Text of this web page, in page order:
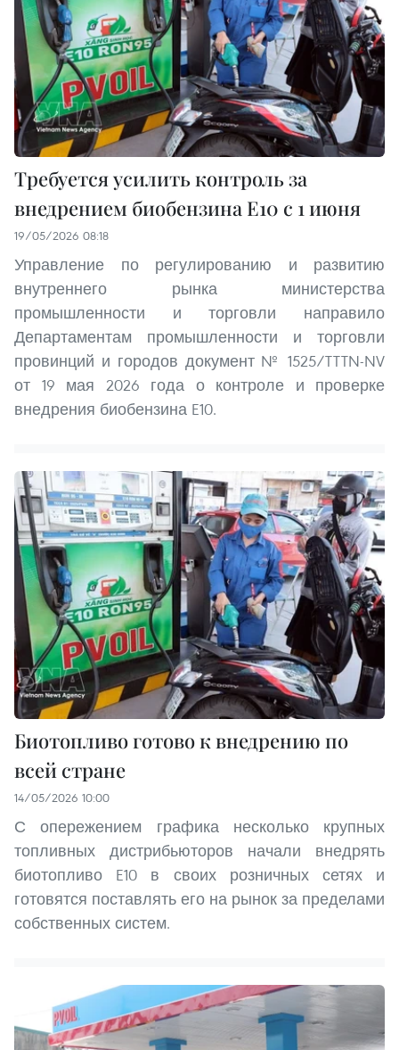
Требуется усилить контроль за
внедрением биобензина E10 с 1 июня
19/05/2026 08:18
Управление по регулированию и развитию
внутреннего рынка министерства
промышленности и торговли направило
Департаментам промышленности и торговли
провинций и городов документ № 1525/TTTN-NV
от 19 мая 2026 года о контроле и проверке
внедрения биобензина E10.
Биотопливо готово к внедрению по
всей стране
14/05/2026 10:00
С опережением графика несколько крупных
топливных дистрибьюторов начали внедрять
биотопливо E10 в своих розничных сетях и
готовятся поставлять его на рынок за пределами
собственных систем.